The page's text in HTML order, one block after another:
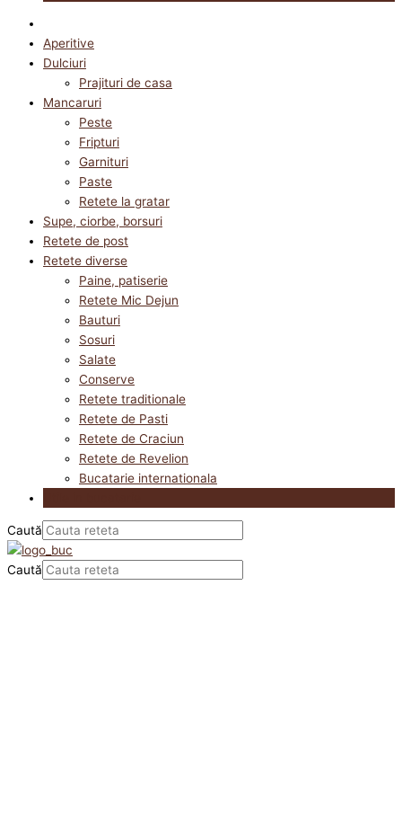
Aperitive
Dulciuri
Prajituri de casa
Mancaruri
Peste
Fripturi
Garnituri
Paste
Retete la gratar
Supe, ciorbe, borsuri
Retete de post
Retete diverse
Paine, patiserie
Retete Mic Dejun
Bauturi
Sosuri
Salate
Conserve
Retete traditionale
Retete de Pasti
Retete de Craciun
Retete de Revelion
Bucatarie internationala
Caută
Caută